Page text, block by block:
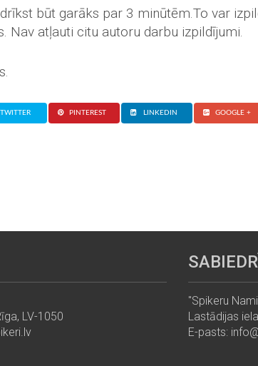
būt garāks par 3 minūtēm.To var
Nav atļauti citu autoru darbu izpildījumi.
TWITTER PINTEREST LINKEDIN GOOGLE +
LV-1050
"Spikeru
Lastādijas
E-pasts: